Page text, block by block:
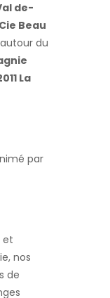
de-
Beau
du
La
par
et
nos
de